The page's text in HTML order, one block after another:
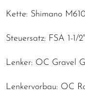
Kette: Shimano
Steuersatz: FSA 1-
Lenker: OC Gravel
Lenkervorbau: OC